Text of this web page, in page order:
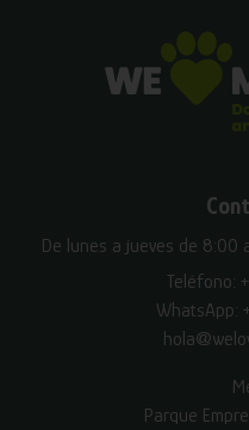
De lunes a jueves de 8:00
Teléfono:
WhatsApp:
Parque